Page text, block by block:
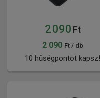
2 090 Ft
2 090 Ft / db
10 hűségpontot kapsz!